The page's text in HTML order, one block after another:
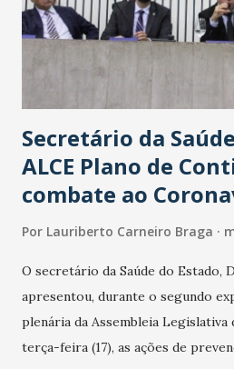
Secretário da
ALCE Plano de
combate ao
Por Lauriberto Carneiro Braga
O secretário da Saúde do Estado,
apresentou, durante o segundo
plenária da Assembleia Legislativa
terça-feira (17), as ações de